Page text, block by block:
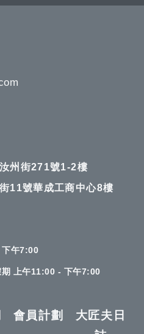
州街271號1-2樓
11號華成工商中心8樓
午7:00
期 上午11:00 - 下午7:00
會員計劃
大匠夫日